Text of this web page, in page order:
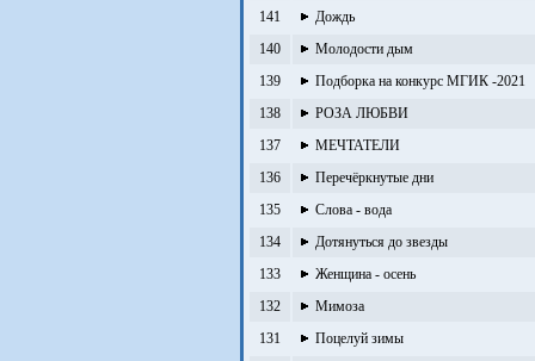
141
Дождь
140
Молодости дым
139
Подборка на конкурс МГИК -2021
138
РОЗА ЛЮБВИ
137
МЕЧТАТЕЛИ
136
Перечёркнутые дни
135
Слова - вода
134
Дотянуться до звезды
133
Женщина - осень
132
Мимоза
131
Поцелуй зимы